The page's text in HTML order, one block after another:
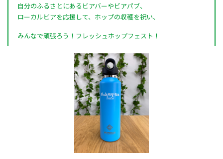
自分のふるさとにあるビアバーやビアパブ、
ローカルビアを応援して、ホップの収穫を祝い、
みんなで頑張ろう！フレッシュホップフェスト！